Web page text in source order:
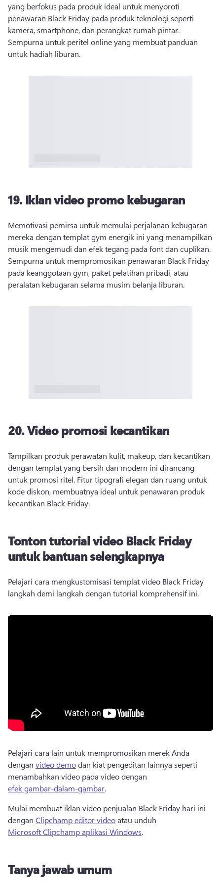
yang berfokus pada produk ideal untuk menyoroti
penawaran Black Friday pada produk teknologi seperti
kamera, smartphone, dan perangkat rumah pintar.
Sempurna untuk peritel online yang membuat panduan
untuk hadiah liburan.
19. Iklan video promo kebugaran
Memotivasi pemirsa untuk memulai perjalanan kebugaran
mereka dengan templat gym energik ini yang menampilkan
musik mengemudi dan efek tegang pada font dan cuplikan.
Sempurna untuk mempromosikan penawaran Black Friday
pada keanggotaan gym, paket pelatihan pribadi, atau
peralatan kebugaran selama musim belanja liburan.
20. Video promosi kecantikan
Tampilkan produk perawatan kulit, makeup, dan kecantikan
dengan templat yang bersih dan modern ini dirancang
untuk promosi ritel. Fitur tipografi elegan dan ruang untuk
kode diskon, membuatnya ideal untuk penawaran produk
kecantikan Black Friday.
Tonton tutorial video Black Friday
untuk bantuan selengkapnya
Pelajari cara mengkustomisasi templat video Black Friday
langkah demi langkah dengan tutorial komprehensif ini.
Pelajari cara lain untuk mempromosikan merek Anda
dengan video demo dan kiat pengeditan lainnya seperti
menambahkan video pada video dengan
efek gambar-dalam-gambar.
Mulai membuat iklan video penjualan Black Friday hari ini
dengan Clipchamp editor video atau unduh
Microsoft Clipchamp aplikasi Windows.
Tanya jawab umum